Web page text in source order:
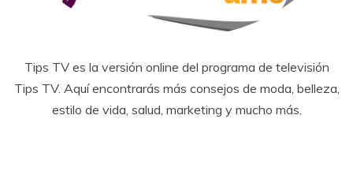
Tips TV es la versión online del programa de televisión
Tips TV. Aquí encontrarás más consejos de moda, belleza,
estilo de vida, salud, marketing y mucho más.